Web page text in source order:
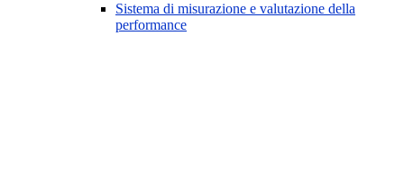
Sistema di misurazione e valutazione della
performance